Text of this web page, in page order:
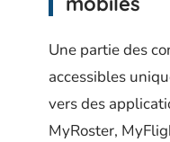
Une partie des
accessibles
vers des
MyRoster,